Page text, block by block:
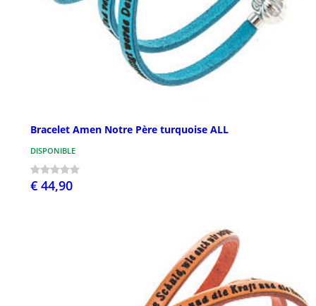
Bracelet Amen Notre Père turquoise ALL
DISPONIBLE
€ 44,90